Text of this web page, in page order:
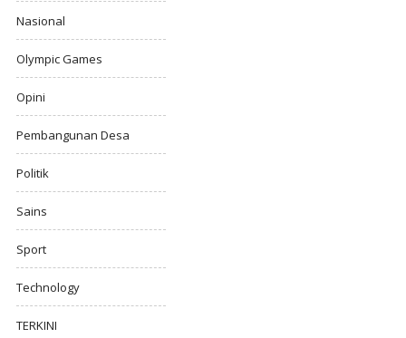
Nasional
Olympic Games
Opini
Pembangunan Desa
Politik
Sains
Sport
Technology
TERKINI